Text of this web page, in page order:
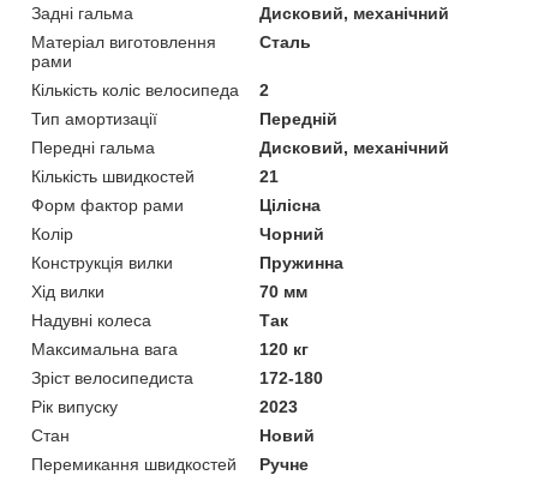
Задні гальма
Дисковий, механічний
Матеріал виготовлення
рами
Сталь
Кількість коліс велосипеда
2
Тип амортизації
Передній
Передні гальма
Дисковий, механічний
Кількість швидкостей
21
Форм фактор рами
Цілісна
Колір
Чорний
Конструкція вилки
Пружинна
Хід вилки
70 мм
Надувні колеса
Так
Максимальна вага
120 кг
Зріст велосипедиста
172-180
Рік випуску
2023
Стан
Новий
Перемикання швидкостей
Ручне